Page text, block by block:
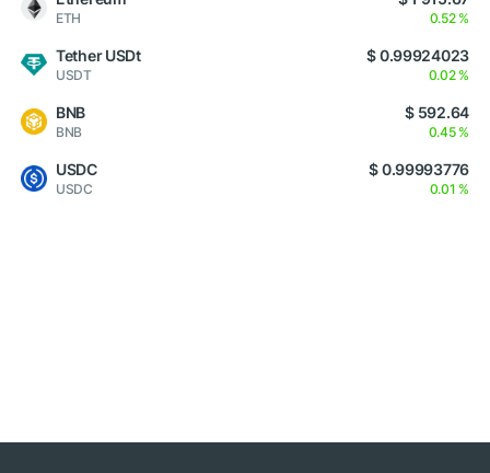
ETH 0.52 %
Tether USDt
USDT
$ 0.99924023
0.02 %
BNB
BNB
$ 592.64
0.45 %
USDC
USDC
$ 0.99993776
0.01 %